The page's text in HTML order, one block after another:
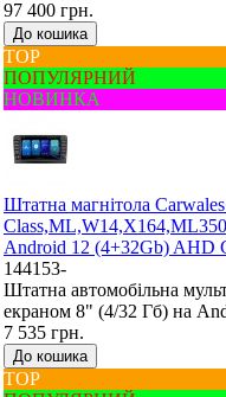
97 400 грн.
До кошика
ТОР
ПОПУЛЯРНИЙ
НОВИНКА
Штатна магнітола
Android 12 (4+32Gb) AHD
144153-
Штатна автомобільна
екраном 8" (4/32 Гб) на
7 535 грн.
До кошика
ТОР